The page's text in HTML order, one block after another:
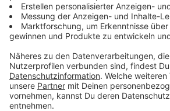
Alle wichtigen Infoszur
www.linzag.at/karrierezu finden.